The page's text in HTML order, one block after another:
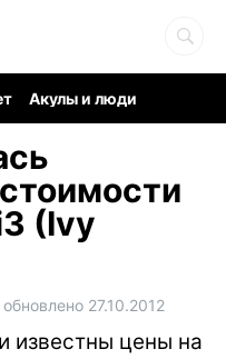
Акулы и люди
(Ivy
обновлено 27.10.2012
известны цены на